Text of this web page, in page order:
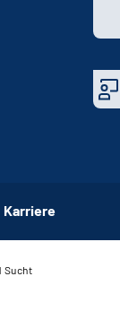
Karriere
Sucht